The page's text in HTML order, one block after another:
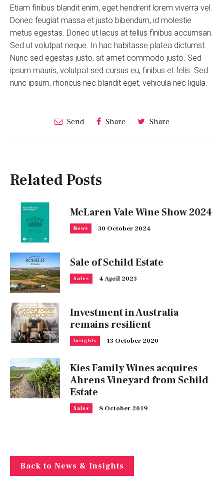
Etiam finibus blandit enim, eget hendrerit lorem viverra vel.
Donec feugiat massa et justo bibendum, id molestie
metus egestas. Donec ut lacus at tellus finibus accumsan.
Sed ut volutpat neque. In hac habitasse platea dictumst.
Nunc sed egestas justo, sit amet commodo justo. Sed
ipsum mauris, volutpat sed cursus eu, finibus et felis. Sed
nunc ipsum, rhoncus nec blandit eget, vehicula nec ligula.
Send Share Share
Related Posts
McLaren Vale Wine Show 2024
News 30 October 2024
Sale of Schild Estate
Sales 4 April 2023
Investment in Australia
remains resilient
Insights 13 October 2020
Kies Family Wines acquires
Ahrens Vineyard from Schild
Estate
Sales 8 October 2019
Back to News & Insights